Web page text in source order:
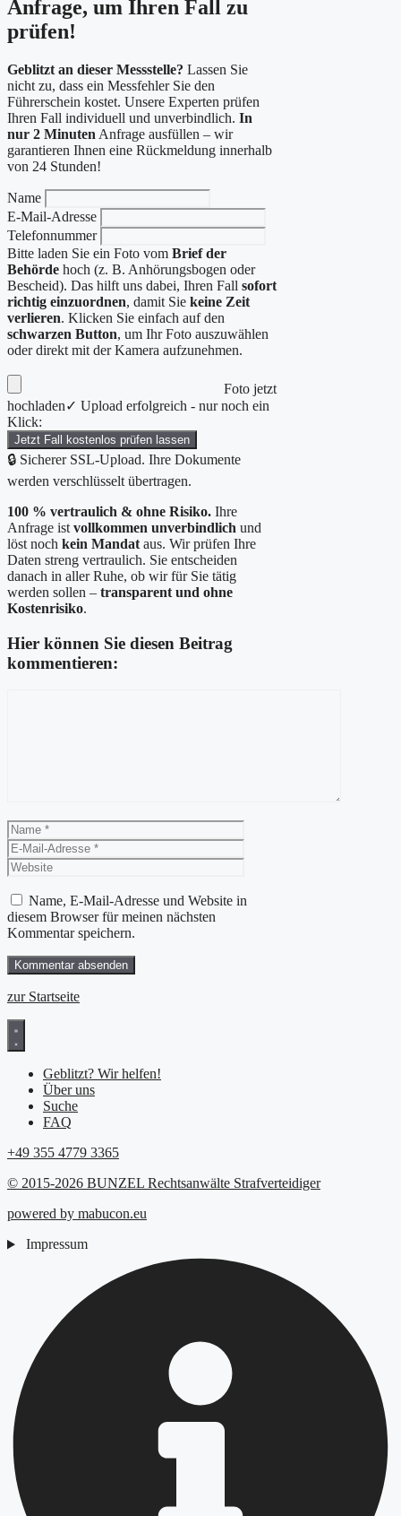
Anfrage, um Ihren Fall zu
prüfen!
Geblitzt an dieser Messstelle? Lassen Sie
nicht zu, dass ein Messfehler Sie den
Führerschein kostet. Unsere Experten prüfen
Ihren Fall individuell und unverbindlich. In
nur 2 Minuten Anfrage ausfüllen – wir
garantieren Ihnen eine Rückmeldung innerhalb
von 24 Stunden!
Name
E-Mail-Adresse
Telefonnummer
Bitte laden Sie ein Foto vom Brief der
Behörde hoch (z. B. Anhörungsbogen oder
Bescheid). Das hilft uns dabei, Ihren Fall sofort
richtig einzuordnen, damit Sie keine Zeit
verlieren. Klicken Sie einfach auf den
schwarzen Button, um Ihr Foto auszuwählen
oder direkt mit der Kamera aufzunehmen.
Foto jetzt
hochladen✓ Upload erfolgreich - nur noch ein
Klick:
Jetzt Fall kostenlos prüfen lassen
🔒 Sicherer SSL-Upload. Ihre Dokumente
werden verschlüsselt übertragen.
100 % vertraulich & ohne Risiko. Ihre
Anfrage ist vollkommen unverbindlich und
löst noch kein Mandat aus. Wir prüfen Ihre
Daten streng vertraulich. Sie entscheiden
danach in aller Ruhe, ob wir für Sie tätig
werden sollen – transparent und ohne
Kostenrisiko.
Hier können Sie diesen Beitrag
kommentieren:
Name
Mail-
Adresse
Name, E-Mail-Adresse und Website in
diesem Browser für meinen nächsten
Kommentar speichern.
zur Startseite
Geblitzt? Wir helfen!
Über uns
Suche
FAQ
+49 355 4779 3365
© 2015-2026 BUNZEL Rechtsanwälte Strafverteidiger
powered by mabucon.eu
Impressum